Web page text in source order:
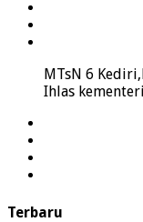
MTsN 6
Ihlas
Terbaru